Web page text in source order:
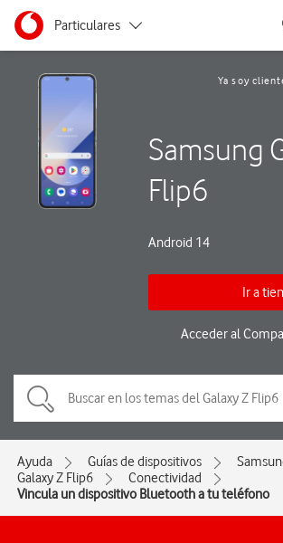
Ir a la pagina principal de vodafone.es
Menu navegación Segmento
Particulares
Autónomos
Grandes empresas
y AA.PP.
Ya soy
Samsung
Flip6
Android 14
Ir a
Acceder al
Ayuda Guías de dispositivos
Galaxy Z Flip6
Conectividad
Vincula un dispositivo Bluetooth a tu teléfono